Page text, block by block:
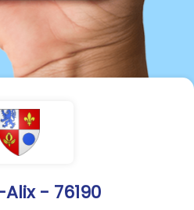
- 76190